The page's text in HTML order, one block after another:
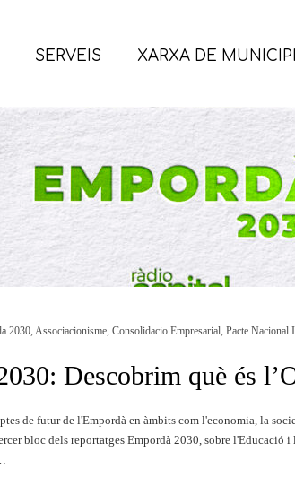
SERVEIS XARXA DE
2030,Associacionisme,Consolidacio Empresarial,Pacte Nacional
Descobrim què és
de futur de l'Empordà en àmbits com l'economia, la
bloc dels reportatges Empordà 2030, sobre